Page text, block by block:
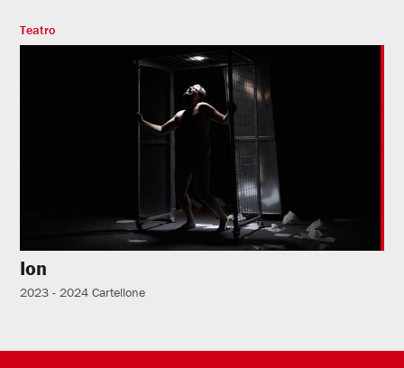
Teatro
Ion
2023 - 2024 Cartellone